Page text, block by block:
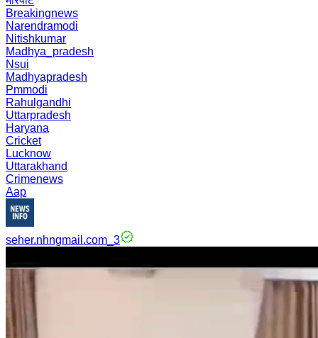
Breakingnews
Narendramodi
Nitishkumar
Madhya_pradesh
Nsui
Madhyapradesh
Pmmodi
Rahulgandhi
Uttarpradesh
Haryana
Cricket
Lucknow
Uttarakhand
Crimenews
Aap
seher.nhngmail.com_3